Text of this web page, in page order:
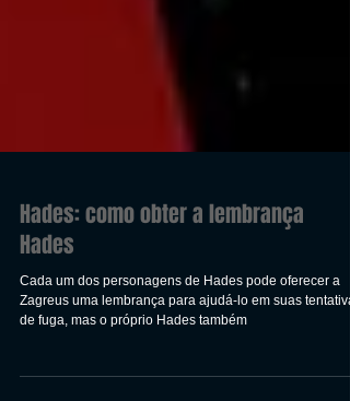
Hades: como obter a lembrança
Hades
Cada um dos personagens de Hades pode oferecer a